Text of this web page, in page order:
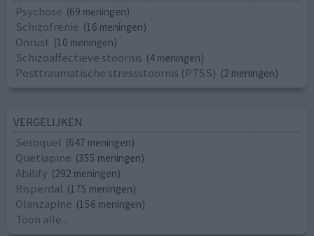
Psychose (69 meningen)
Schizofrenie (16 meningen)
Onrust (10 meningen)
Schizoaffectieve stoornis (4 meningen)
Posttraumatische stressstoornis (PTSS) (2 meningen)
VERGELIJKEN
Seroquel (647 meningen)
Quetiapine (355 meningen)
Abilify (292 meningen)
Risperdal (175 meningen)
Olanzapine (156 meningen)
Toon alle...